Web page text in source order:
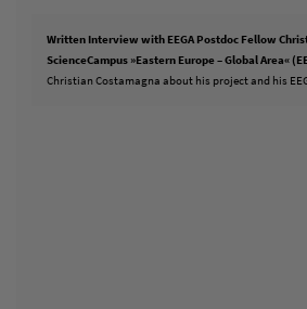
Written Interview with EEGA Postdoc Fellow
ScienceCampus »Eastern Europe – Global Area«
Christian Costamagna about his project and his